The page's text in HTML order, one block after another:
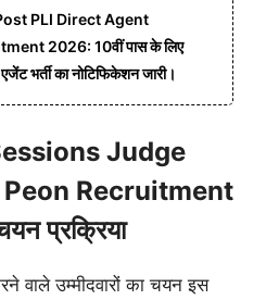
PLI Direct Agent
2026: 10वीं पास के लिए
भर्ती का नोटिफिकेशन जारी।
Judge
Recruitment
प्रक्रिया
वाले उम्मीदवारों का चयन इस